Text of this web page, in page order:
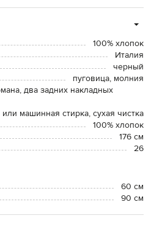
100% хлопок
Италия
черный
пуговица, молния
два задних накладных
или машинная стирка, сухая чистка
100% хлопок
176 см
26
60 см
90 см